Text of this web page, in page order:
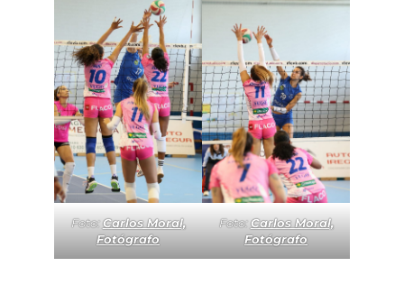
Foto:Carlos Moral,
Fotógrafo
Foto:Carlos Moral,
Fotógrafo